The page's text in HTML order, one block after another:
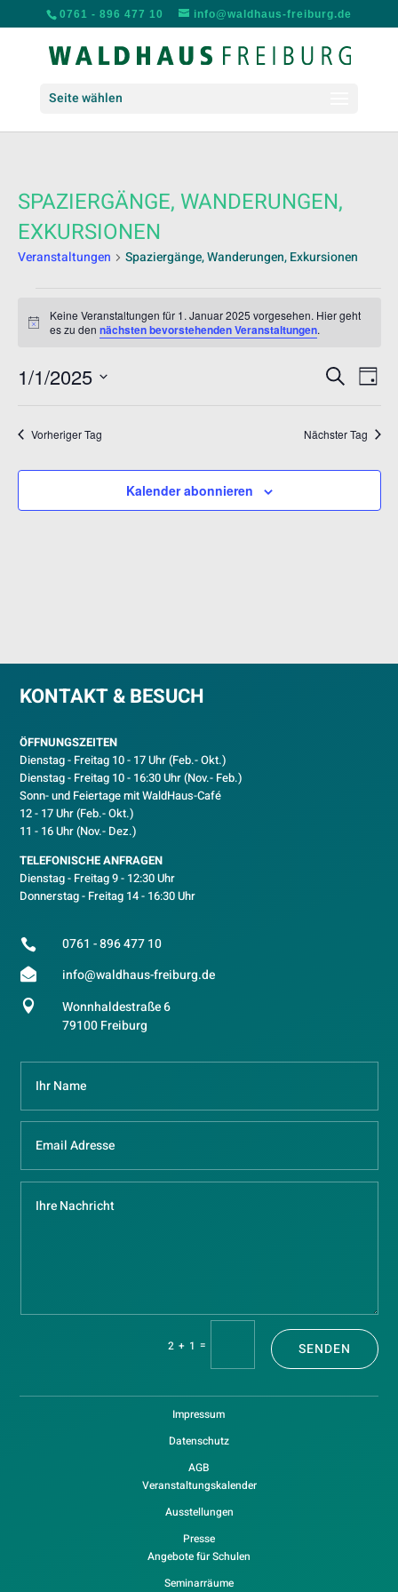
0761 - 896 477 10 info@waldhaus-freiburg.de
Seite wählen
SPAZIERGÄNGE, WANDERUNGEN,
EXKURSIONEN
Veranstaltungen Spaziergänge, Wanderungen, Exkursionen
FÜR
JANUAR
2025
Hinweis
Keine Veranstaltungen für 1. Januar 2025 vorgesehen. Hier geht
es zu den nächsten bevorstehenden Veranstaltungen.
SUCHE
SucheTag
1/1/2025
Vorheriger Tag Nächster Tag
Kalender abonnieren
KONTAKT & BESUCH
ÖFFNUNGSZEITEN
Dienstag - Freitag 10 - 17 Uhr (Feb.- Okt.)
Dienstag - Freitag 10 - 16:30 Uhr (Nov.- Feb.)
Sonn- und Feiertage mit WaldHaus-Café
12 - 17 Uhr (Feb.- Okt.)
11 - 16 Uhr (Nov.- Dez.)
TELEFONISCHE ANFRAGEN
Dienstag - Freitag 9 - 12:30 Uhr
Donnerstag - Freitag 14 - 16:30 Uhr
 0761 - 896 477 10
 info@waldhaus-freiburg.de

Wonnhaldestraße 6
79100 Freiburg
2 + 1 = SENDEN
Impressum
Datenschutz
AGB
Veranstaltungskalender
Ausstellungen
Presse
Angebote für Schulen
Seminarräume